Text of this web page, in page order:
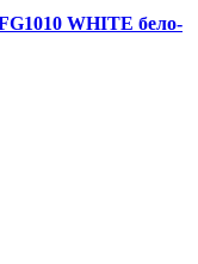
WHITE бело-